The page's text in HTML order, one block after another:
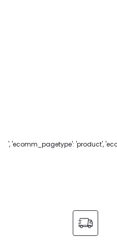
', 'ecomm_pagetype': 'product',